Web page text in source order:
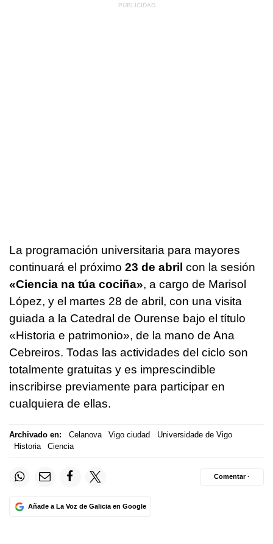
La programación universitaria para mayores
continuará el próximo 23 de abril con la sesión
«Ciencia na túa cociña», a cargo de Marisol
López, y el martes 28 de abril, con una visita
guiada a la Catedral de Ourense bajo el título
«Historia e patrimonio», de la mano de Ana
Cebreiros. Todas las actividades del ciclo son
totalmente gratuitas y es imprescindible
inscribirse previamente para participar en
cualquiera de ellas.
Archivado en: Celanova Vigo ciudad
Universidade de Vigo
Historia
Ciencia
Añade a La Voz de Galicia en Google
Comentar ·